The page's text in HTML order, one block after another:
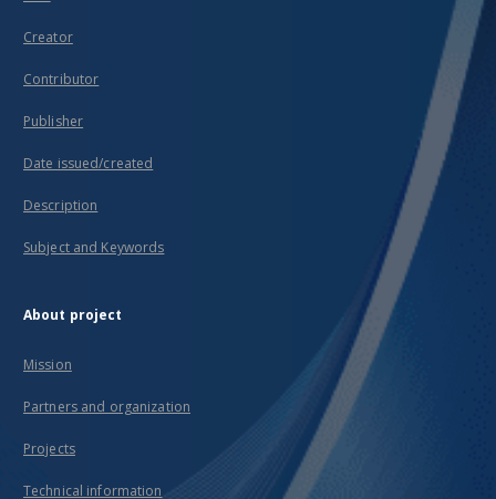
Creator
Contributor
Publisher
Date issued/created
Description
Subject and Keywords
About project
Mission
Partners and organization
Projects
Technical information